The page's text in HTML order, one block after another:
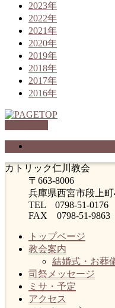
2023年
2022年
2021年
2020年
2019年
2018年
2017年
2016年
カトリック仁川教会
〒663-8006
兵庫県西宮市段上町
TEL 0798-51-0176
FAX 0798-51-9863
トップページ
教会案内
結婚式・お葬
司祭メッセージ
ミサ・予定
アクセス